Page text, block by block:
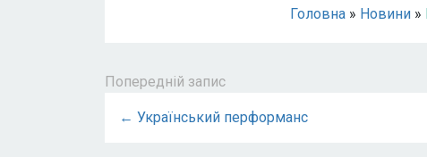
Головна » Новини »
Попередній запис
← Український перформанс